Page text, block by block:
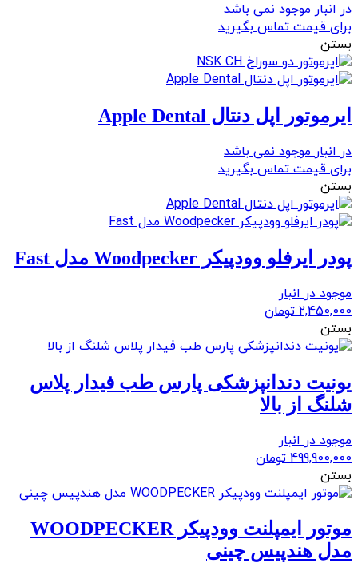
در انبار موجود نمی باشد
برای قیمت تماس بگیرید
بستن
ايرموتور اپل دنتال Apple Dental
در انبار موجود نمی باشد
برای قیمت تماس بگیرید
بستن
پودر ایرفلو وودپیکر Woodpecker مدل Fast
موجود در انبار
2,450,000 تومان
بستن
یونیت دندانپزشکی پارس طب فیدار پلاس
شلنگ از بالا
موجود در انبار
499,900,000 تومان
بستن
موتور ایمپلنت وودپیکر WOODPECKER
مدل هندپیس چینی